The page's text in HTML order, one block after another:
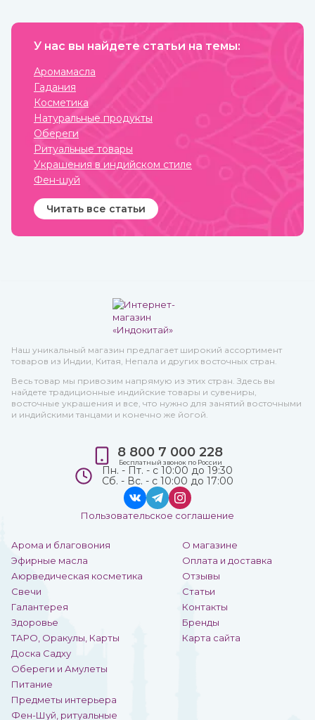
ароматерапии, бывают
разные составы.
У нас вы найдете статьи на темы:
Аромамасла
Гадания
Косметика
Натуральные продукты
Обереги
Ритуальные товары
Украшения в индийском стиле
Фен-шуй
Читать все статьи
Наш уникальный магазин предлагает широкий ассортимент
товаров из Индии, Китая, Непала и других восточных стран.
Весь товар мы привозим напрямую из этих стран. Здесь вы
найдете традиционные индийские товары и сувениры,
восточные украшения и все, что нужно для занятий восточными
и индийскими танцами и конечно же йогой.
Арома и благовония
Эфирные масла
Аюрведическая косметика
Свечи
Галантерея
Здоровье
ТАРО, Оракулы, Карты
Доска Садху
Обереги и Амулеты
Питание
Предметы интерьера
Фен-Шуй, ритуальные
О магазине
Оплата и доставка
Отзывы
Статьи
Контакты
Бренды
Карта сайта
8 800 7 000 228
Бесплатный звонок по России
Пн. - Пт. - с 10:00 до 19:30
Сб. - Вс. - с 10:00 до 17:00
Пользовательское соглашение